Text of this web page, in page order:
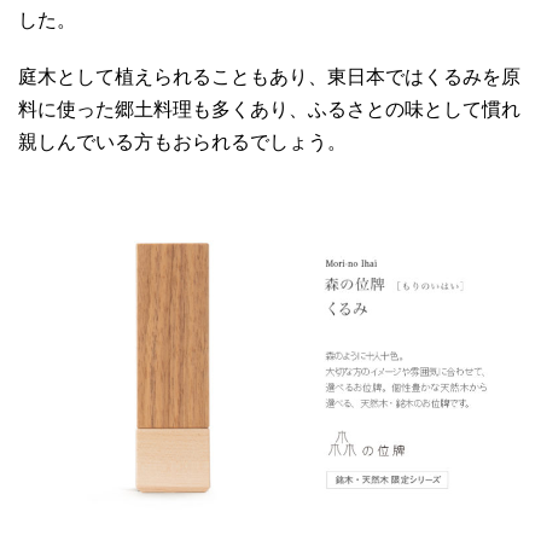
した。
庭木として植えられることもあり、東日本ではくるみを原
料に使った郷土料理も多くあり、ふるさとの味として慣れ
親しんでいる方もおられるでしょう。